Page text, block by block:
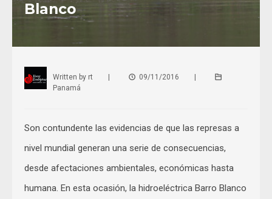
Blanco
Written by rt 09/11/2016
Panamá
Son contundente las evidencias de que las represas a
nivel mundial generan una serie de consecuencias,
desde afectaciones ambientales, económicas hasta
humana. En esta ocasión, la hidroeléctrica Barro Blanco